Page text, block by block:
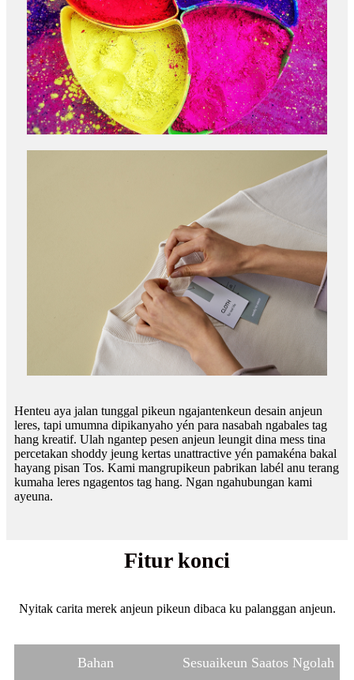
Henteu aya jalan tunggal pikeun ngajantenkeun desain anjeun
leres, tapi umumna dipikanyaho yén para nasabah ngabales tag
hang kreatif. Ulah ngantep pesen anjeun leungit dina mess tina
percetakan shoddy jeung kertas unattractive yén pamakéna bakal
hayang pisan Tos. Kami mangrupikeun pabrikan labél anu terang
kumaha leres ngagentos tag hang. Ngan ngahubungan kami
ayeuna.
Fitur konci
Nyitak carita merek anjeun pikeun dibaca ku palanggan anjeun.
Bahan Sesuaikeun Saatos Ngolah